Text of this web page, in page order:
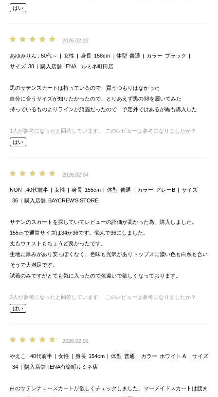
はい
2026.02.22
あゆみりん 50代～ 女性 身長 158cm 体型 普通 カラー ブラック
サイズ 38 購入店舗 IENA ルミネ町田店
黒のサテンスカートは持っているので 買うつもりはなかった
自分に合うサイズが知りたかったので、とりあえず黒の38を履いてみた
持っているものよりラインが綺麗だったので 予定外ではあるが黒も購入した
1 人が参考になったと回答しています。
このレビューは参考になりましたか？
はい
2026.02.04
NON 40代前半 女性 身長 155cm 体型 普通 カラー グレーB
サイズ
36
購入店舗 BAYCREW’S STORE
サテンのスカートを探していてレビューの評価が高かった為、購入しました。
155㎝で通常サイズは34か36です。悩んで36にしました。
丈もウエストもちょうど良かったです。
生地に厚みがあり安っぽくなく、色味も光沢がありトップスに濃い色も白系も合い
そうで大満足です。
試着のみですがとても気に入ったので色違いで欲しくなっております。
3 人が参考になったと回答しています。
このレビューは参考になりましたか？
はい
2026.02.01
やえこ 40代前半 女性 身長 154cm 体型 普通 カラー ホワイト A
サイズ
34
購入店舗 IENA有楽町ルミネ店
白のサテンナロースカートが欲しくチェックしました。マーメイドスカートは腰ま